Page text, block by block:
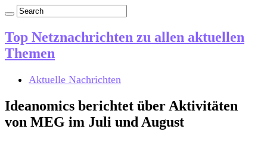
Top Netznachrichten zu allen aktuellen
Themen
Aktuelle Nachrichten
Ideanomics berichtet über Aktivitäten
von MEG im Juli und August